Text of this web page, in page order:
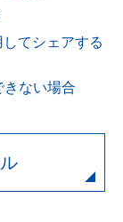
てシェアする
ない場合